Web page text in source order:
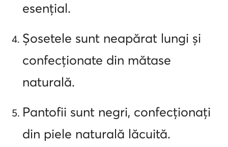
esențial.
Șosetele sunt neapărat lungi și
confecționate din mătase
naturală.
Pantofii sunt negri, confecționați
din piele naturală lăcuită.